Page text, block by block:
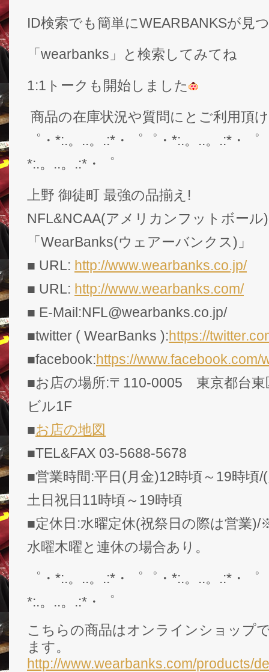
ID検索でも簡単にWEARBANKSが見
「wearbanks」と検索してみてね
1:1トークも開始しました
商品の在庫状況や質問にとご利用頂
゜・*:.。..。.:*・゜゜・*:.。..。.:*・
*:.。..。.:*・゜
上野 御徒町 最強の品揃え!
NFL&NCAA(アメリカンフットボール
「WearBanks(ウェアーバンクス)」
■ URL: http://www.wearbanks.co.jp/
■ URL: http://www.wearbanks.com/
■ E-Mail:NFL@wearbanks.co.jp/
■twitter ( WearBanks ):https://
■facebook:https://www.facebook.com/
■お店の場所:〒110-0005 東京都台
ビル1F
■お店の地図
■TEL&FAX 03-5688-5678
■営業時間:平日(月金)12時頃～19時頃
土日祝日11時頃～19時頃
■定休日:水曜定休(祝祭日の際は営業
水曜木曜と連休の場合あり。
゜・*:.。..。.:*・゜゜・*:.。..。.:*・
*:.。..。.:*・゜
こちらの商品はオンラインショップ
ます。
http://www.wearbanks.com/products/